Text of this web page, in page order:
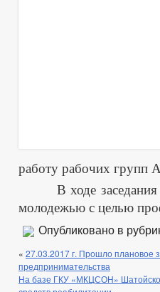
работу рабочих групп
В ходе заседания
молодежью с целью
Опубликовано в
« 27.03.2017 г. Прошло плановое
предпринимательства
На базе ГКУ «МКЦСОН»